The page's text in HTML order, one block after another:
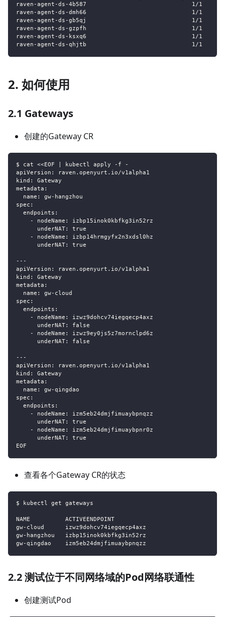
raven-agent-ds-4b587                              1/1
raven-agent-ds-dmh66                              1/1
raven-agent-ds-gb5qj                              1/1
raven-agent-ds-gzpfh                              1/1
raven-agent-ds-ksxq6                              1/1
raven-agent-ds-qhjtb                              1/1
2. 如何使用
2.1 Gateways
创建的Gateway CR
$ cat <<EOF | kubectl apply -f -
apiVersion: raven.openyurt.io/v1alpha1
kind: Gateway
metadata:
  name: gw-hangzhou
spec:
  endpoints:
    - nodeName: izbp15inok0kbfkg3in52rz
      underNAT: true
    - nodeName: izbp14hrmgyfx2n3xdsl0hz
      underNAT: true
---
apiVersion: raven.openyurt.io/v1alpha1
kind: Gateway
metadata:
  name: gw-cloud
spec:
  endpoints:
    - nodeName: izwz9dohcv74iegqecp4axz
      underNAT: false
    - nodeName: izwz9ey0js5z7mornclpd6z
      underNAT: false
---
apiVersion: raven.openyurt.io/v1alpha1
kind: Gateway
metadata:
  name: gw-qingdao
spec:
  endpoints:
    - nodeName: izm5eb24dmjfimuaybpnqzz
      underNAT: true
    - nodeName: izm5eb24dmjfimuaybpnr0z
      underNAT: true
EOF
查看各个Gateway CR的状态
$ kubectl get gateways
NAME          ACTIVEENDPOINT
gw-cloud      izwz9dohcv74iegqecp4axz
gw-hangzhou   izbp15inok0kbfkg3in52rz
gw-qingdao    izm5eb24dmjfimuaybpnqzz
2.2 测试位于不同网络域的Pod网络联通性
创建测试Pod